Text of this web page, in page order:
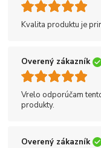
Kvalita produktu je
Overený zákazník
Vrelo odporúčam
produkty.
Overený zákazník